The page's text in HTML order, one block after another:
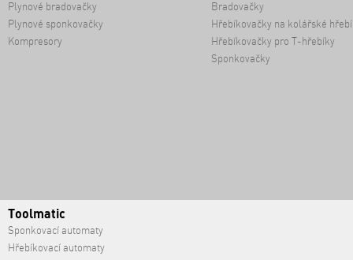
Plynové bradovačky
Plynové sponkovačky
Kompresory
Bradovačky
Hřebíkovačky na kolářské
Hřebíkovačky pro T-hřebíky
Sponkovačky
Toolmatic
Sponkovací automaty
Hřebíkovací automaty